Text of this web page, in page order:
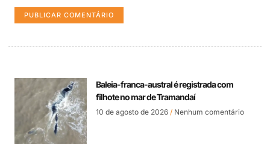
Baleia-franca-austral é registrada com
filhote no mar de Tramandaí
10 de agosto de 2026 Nenhum comentário